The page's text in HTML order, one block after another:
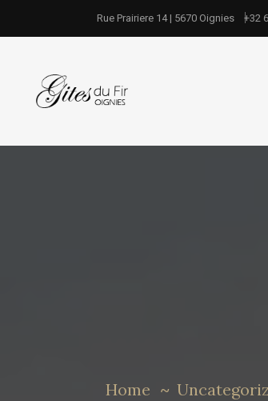
Rue Prairiere 14 | 5670 Oignies +32
Home